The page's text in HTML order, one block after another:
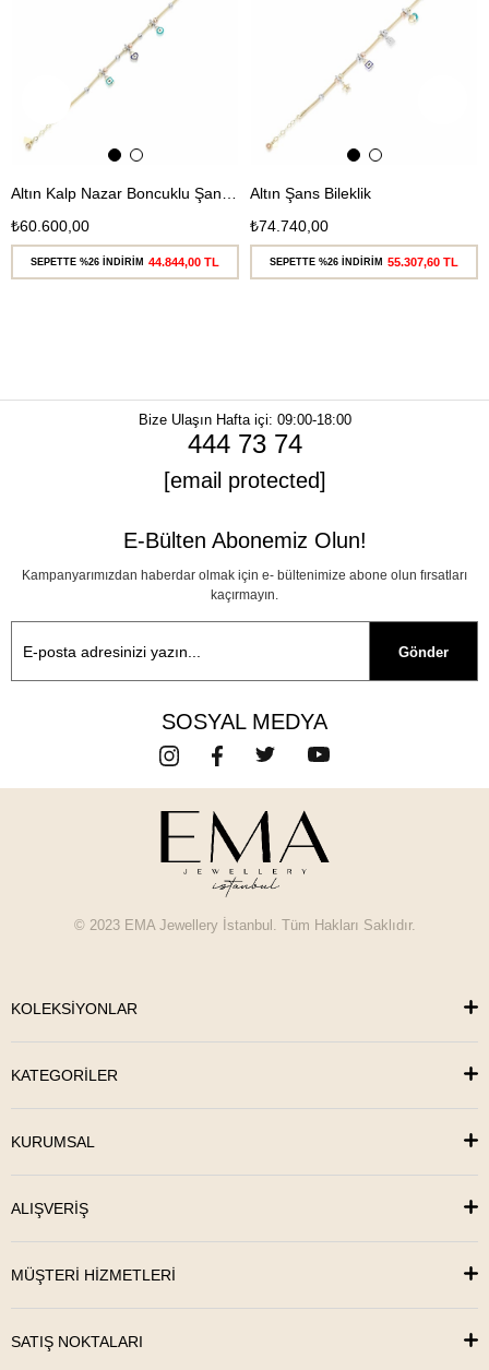
Altın Kalp Nazar Boncuklu Şans Bileklik
₺60.600,00
SEPETTE %26 İNDİRİM 44.844,00 TL
Altın Şans Bileklik
₺74.740,00
SEPETTE %26 İNDİRİM 55.307,60 TL
Bize Ulaşın
444 73 74
[email protected]
Hafta içi: 09:00-18:00
E-Bülten Abonemiz Olun!
Kampanyarımızdan haberdar olmak için e- bültenimize abone olun fırsatları
kaçırmayın.
Gönder
SOSYAL MEDYA
© 2023 EMA Jewellery İstanbul. Tüm Hakları Saklıdır.
KOLEKSİYONLAR
KATEGORİLER
KURUMSAL
ALIŞVERİŞ
MÜŞTERİ HİZMETLERİ
SATIŞ NOKTALARI